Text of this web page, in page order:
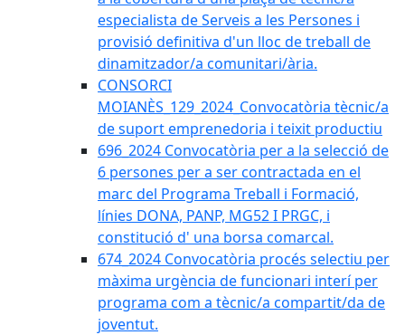
especialista de Serveis a les Persones i
provisió definitiva d'un lloc de treball de
dinamitzador/a comunitari/ària.
CONSORCI
MOIANÈS_129_2024_Convocatòria tècnic/a
de suport emprenedoria i teixit productiu
696_2024 Convocatòria per a la selecció de
6 persones per a ser contractada en el
marc del Programa Treball i Formació,
línies DONA, PANP, MG52 I PRGC, i
constitució d' una borsa comarcal.
674_2024 Convocatòria procés selectiu per
màxima urgència de funcionari interí per
programa com a tècnic/a compartit/da de
joventut.